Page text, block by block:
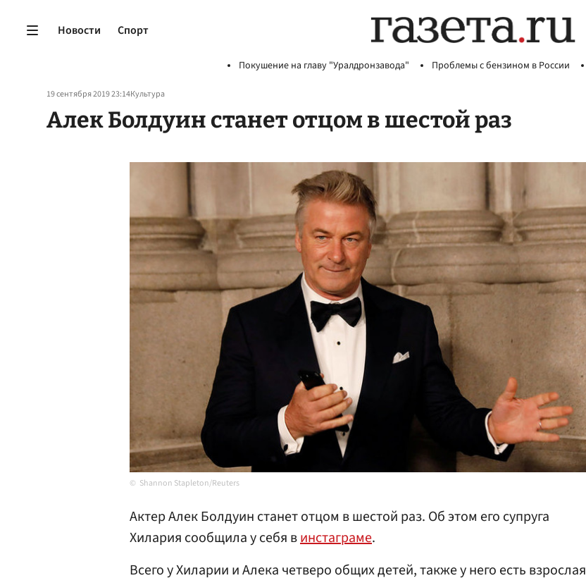
Новости Спорт
Покушение на главу "Уралдронзавода" Проблемы с бензином в России
19 сентября 2019 23:14Культура
Алек Болдуин станет отцом в шестой раз
Shannon Stapleton/Reuters
Актер Алек Болдуин станет отцом в шестой раз. Об этом его супруга
Хилария сообщила у себя винстаграме.
Всего у Хиларии и Алека четверо общих детей, также у него есть взрослая